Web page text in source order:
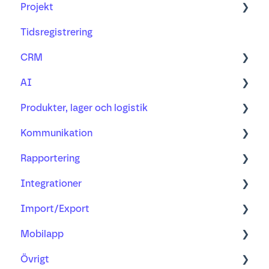
Projekt
Projekt
Vidarefakturering
Tidsregistrering
CRM
Kontakter
Övrigt
AI
Vanliga frågor
Produkter, lager och logistik
Produkter
Lager och logistik
Kommunikation
E-post
Filer
Kalender
Rapportering
Projekt
Bokföring
CRM
Avanserad Rapportering
Integrationer
Våra integrationer
Import/Export
Import
Importguider
Mobilapp
Lär dig mer om
Övrigt